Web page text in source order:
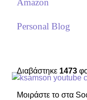
Amazon
Personal Blog
Διαβάστηκε 1473
Μοιράστε το στα